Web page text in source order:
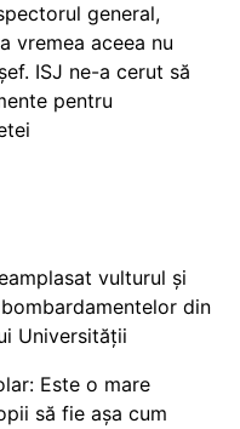
general,
vremea aceea nu
ISJ ne-a cerut să
pentru
vulturul și
din
Universității
Este o mare
să fie așa cum